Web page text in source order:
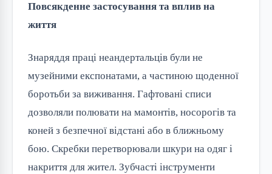
Повсякденне застосування та вплив на
життя
Знаряддя праці неандертальців були не
музейними експонатами, а частиною щоденної
боротьби за виживання. Гафтовані списи
дозволяли полювати на мамонтів, носорогів та
коней з безпечної відстані або в ближньому
бою. Скребки перетворювали шкури на одяг і
накриття для жител. Зубчасті інструменти